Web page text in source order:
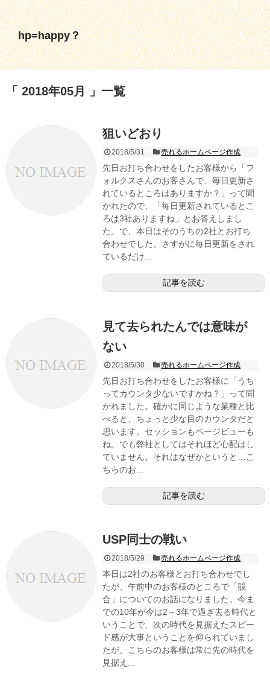
hp=happy？
2018年05月 一覧
狙いどおり
2018/5/31 売れるホームページ作成
先日お打ち合わせをしたお客様から「フ
ォルクスさんのお客さんで、毎日更新さ
れているところはありますか？」って聞
かれたので、「毎日更新されているとこ
ろは3社ありますね」とお答えしまし
た。で、本日はそのうちの2社とお打ち
合わせでした。さすがに毎日更新をされ
ているだけ...
記事を読む
見て去られたんでは意味が
ない
2018/5/30 売れるホームページ作成
先日お打ち合わせをしたお客様に「うち
ってカウンタ少ないですかね？」って聞
かれました。確かに同じような業種と比
べると、ちょっと少な目のカウンタだと
思います。セッションもページビューも
ね。でも弊社としてはそれほど心配はし
ていません。それはなぜかというと…こ
ちらのお...
記事を読む
USP同士の戦い
2018/5/29 売れるホームページ作成
本日は2社のお客様とお打ち合わせでし
たが、午前中のお客様のところで「競
合」についてのお話になりました。今ま
での10年が今は2～3年で過ぎ去る時代と
いうことで、次の時代を見据えたスピー
ド感が大事ということを仰られていまし
たが、こちらのお客様は常に先の時代を
見据え...